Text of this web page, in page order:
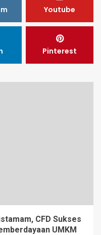
Youtube
Pinterest
CFD Sukses
UMKM